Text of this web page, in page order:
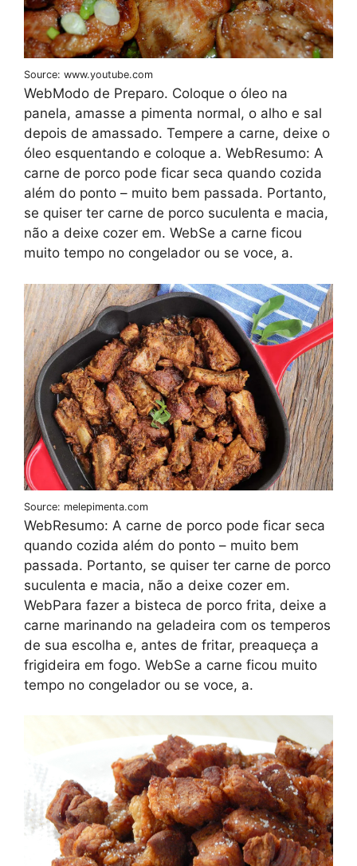
Source: www.youtube.com
WebModo de Preparo. Coloque o óleo na
panela, amasse a pimenta normal, o alho e sal
depois de amassado. Tempere a carne, deixe o
óleo esquentando e coloque a. WebResumo: A
carne de porco pode ficar seca quando cozida
além do ponto – muito bem passada. Portanto,
se quiser ter carne de porco suculenta e macia,
não a deixe cozer em. WebSe a carne ficou
muito tempo no congelador ou se voce, a.
Source: melepimenta.com
WebResumo: A carne de porco pode ficar seca
quando cozida além do ponto – muito bem
passada. Portanto, se quiser ter carne de porco
suculenta e macia, não a deixe cozer em.
WebPara fazer a bisteca de porco frita, deixe a
carne marinando na geladeira com os temperos
de sua escolha e, antes de fritar, preaqueça a
frigideira em fogo. WebSe a carne ficou muito
tempo no congelador ou se voce, a.